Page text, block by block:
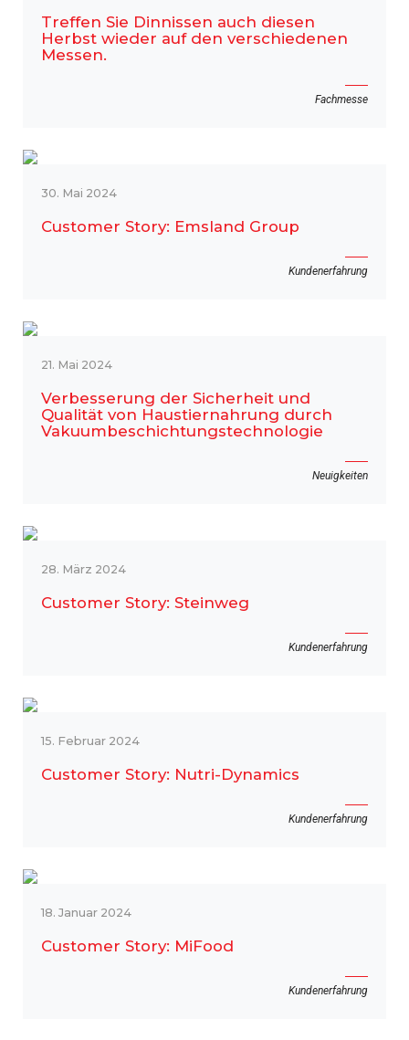
Treffen Sie Dinnissen auch diesen
Herbst wieder auf den verschiedenen
Messen.
Fachmesse
30. Mai 2024
Customer Story: Emsland Group
Kundenerfahrung
21. Mai 2024
Verbesserung der Sicherheit und
Qualität von Haustiernahrung durch
Vakuumbeschichtungstechnologie
Neuigkeiten
28. März 2024
Customer Story: Steinweg
Kundenerfahrung
15. Februar 2024
Customer Story: Nutri-Dynamics
Kundenerfahrung
18. Januar 2024
Customer Story: MiFood
Kundenerfahrung